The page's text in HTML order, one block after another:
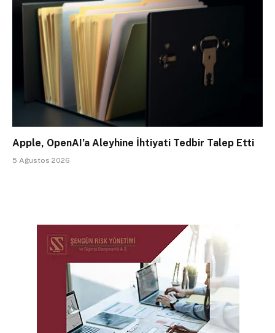
Apple, OpenAI’a Aleyhine İhtiyati Tedbir Talep Etti
5 Ağustos 2026